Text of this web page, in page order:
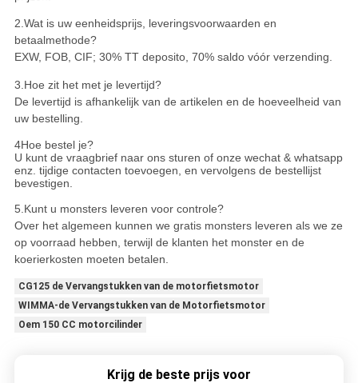
2. Wat is uw eenheidsprijs, leveringsvoorwaarden en
betaalmethode?
EXW, FOB, CIF; 30% TT deposito, 70% saldo vóór verzending.
3. Hoe zit het met je levertijd?
De levertijd is afhankelijk van de artikelen en de hoeveelheid van
uw bestelling.
4Hoe bestel je?
U kunt de vraagbrief naar ons sturen of onze wechat & whatsapp
enz. tijdige contacten toevoegen, en vervolgens de bestellijst
bevestigen.
5. Kunt u monsters leveren voor controle?
Over het algemeen kunnen we gratis monsters leveren als we ze
op voorraad hebben, terwijl de klanten het monster en de
koerierkosten moeten betalen.
CG125 de Vervangstukken van de motorfietsmotor
WIMMA-de Vervangstukken van de Motorfietsmotor
Oem 150 CC motorcilinder
Krijg de beste prijs voor